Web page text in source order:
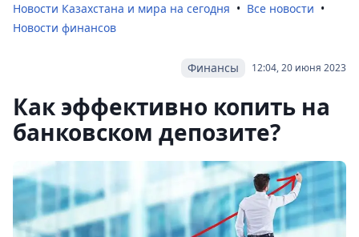
Новости Казахстана и мира на сегодня
Все новости
Новости финансов
12:04, 20 июня 2023
Финансы
Как эффективно копить на
банковском депозите?